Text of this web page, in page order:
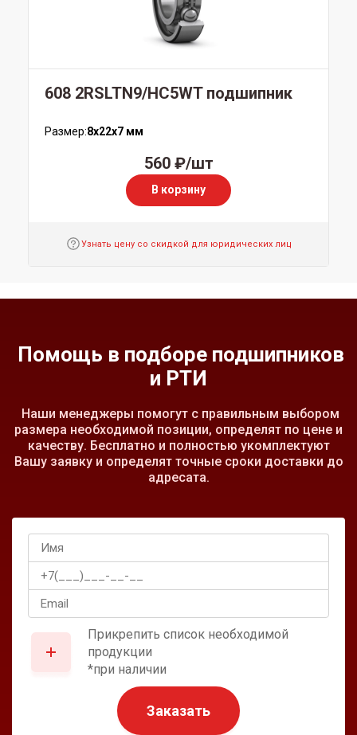
608 2RSLTN9/HC5WT подшипник
Размер:8x22x7 мм
560 ₽/шт
В корзину
Узнать цену со скидкой для юридических лиц
Помощь в подборе подшипников
и РТИ
Наши менеджеры помогут с правильным выбором
размера необходимой позиции, определят по цене и
качеству. Бесплатно и полностью укомплектуют
Вашу заявку и определят точные сроки доставки до
адресата.
Прикрепить список необходимой
продукции
*при наличии
Заказать